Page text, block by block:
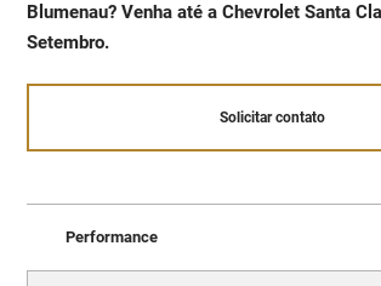
Blumenau? Venha até a Chevrolet Santa
Setembro.
Solicitar contato
Performance